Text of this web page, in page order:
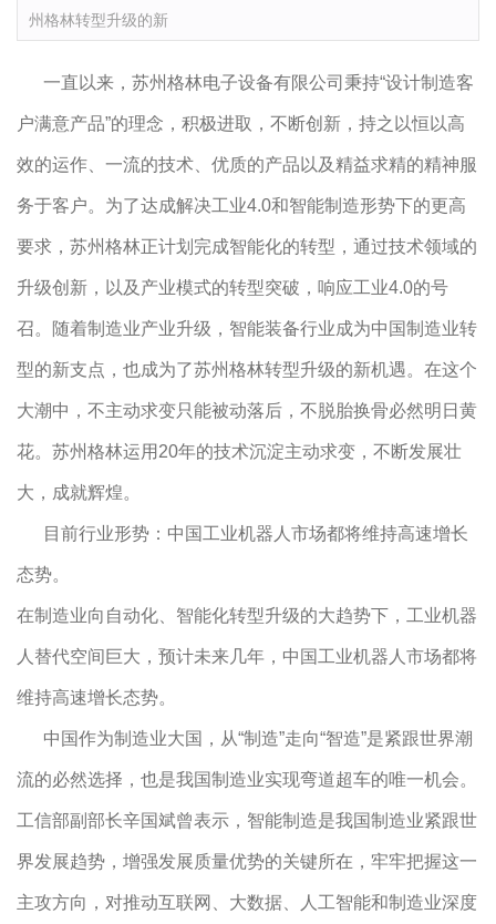
州格林转型升级的新
一直以来，苏州格林电子设备有限公司秉持“设计制造客
户满意产品”的理念，积极进取，不断创新，持之以恒以高
效的运作、一流的技术、优质的产品以及精益求精的精神服
务于客户。为了达成解决工业4.0和智能制造形势下的更高
要求，苏州格林正计划完成智能化的转型，通过技术领域的
升级创新，以及产业模式的转型突破，响应工业4.0的号
召。随着制造业产业升级，智能装备行业成为中国制造业转
型的新支点，也成为了苏州格林转型升级的新机遇。在这个
大潮中，不主动求变只能被动落后，不脱胎换骨必然明日黄
花。苏州格林运用20年的技术沉淀主动求变，不断发展壮
大，成就辉煌。
目前行业形势：中国工业机器人市场都将维持高速增长
态势。
在制造业向自动化、智能化转型升级的大趋势下，工业机器
人替代空间巨大，预计未来几年，中国工业机器人市场都将
维持高速增长态势。
中国作为制造业大国，从“制造”走向“智造”是紧跟世界潮
流的必然选择，也是我国制造业实现弯道超车的唯一机会。
工信部副部长辛国斌曾表示，智能制造是我国制造业紧跟世
界发展趋势，增强发展质量优势的关键所在，牢牢把握这一
主攻方向，对推动互联网、大数据、人工智能和制造业深度